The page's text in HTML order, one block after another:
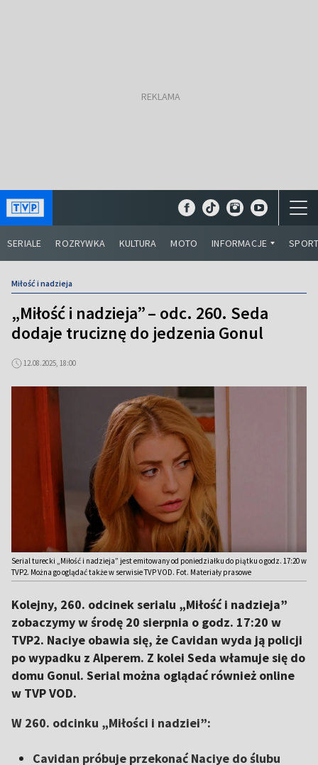
SERIALE ROZRYWKA KULTURA MOTO INFORMACJE
Miłość i nadzieja
„Miłość i nadzieja” – odc. 260. Seda
dodaje truciznę do jedzenia Gonul
12.08.2025, 18:00
Serial turecki „Miłość i nadzieja” jest emitowany od poniedziałku do piątku o godz. 17:20 w
TVP2. Można go oglądać także w serwisie TVP VOD. Fot. Materiały prasowe
Kolejny, 260. odcinek serialu „Miłość i nadzieja”
zobaczymy w środę 20 sierpnia o godz. 17:20 w
TVP2. Naciye obawia się, że Cavidan wyda ją policji
po wypadku z Alperem. Z kolei Seda włamuje się do
domu Gonul. Serial można oglądać również online
w TVP VOD.
W 260. odcinku „Miłości i nadziei”:
Cavidan próbuje przekonać Naciye do ślubu